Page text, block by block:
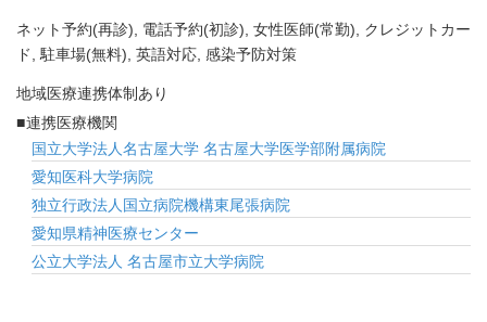
ネット予約(再診) 電話予約(初診) 女性医師(常勤)
クレジットカー
ド
駐車場(無料) 英語対応 感染予防対策
地域医療連携体制あり
連携医療機関
国立大学法人名古屋大学 名古屋大学医学部附属病院
愛知医科大学病院
独立行政法人国立病院機構東尾張病院
愛知県精神医療センター
公立大学法人 名古屋市立大学病院